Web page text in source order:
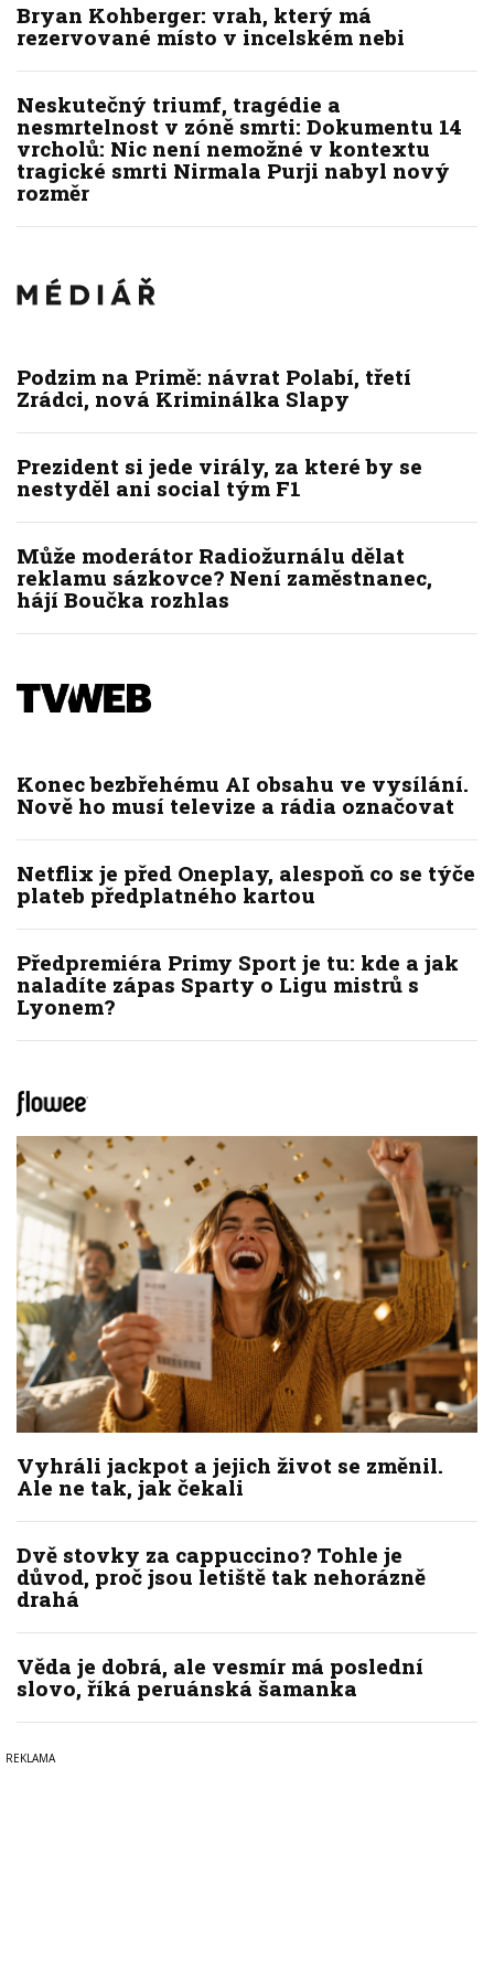
Bryan Kohberger: vrah, který má
rezervované místo v incelském nebi
Neskutečný triumf, tragédie a
nesmrtelnost v zóně smrti: Dokumentu 14
vrcholů: Nic není nemožné v kontextu
tragické smrti Nirmala Purji nabyl nový
rozměr
Podzim na Primě: návrat Polabí, třetí
Zrádci, nová Kriminálka Slapy
Prezident si jede virály, za které by se
nestyděl ani social tým F1
Může moderátor Radiožurnálu dělat
reklamu sázkovce? Není zaměstnanec,
hájí Boučka rozhlas
Konec bezbřehému AI obsahu ve vysílání.
Nově ho musí televize a rádia označovat
Netflix je před Oneplay, alespoň co se týče
plateb předplatného kartou
Předpremiéra Primy Sport je tu: kde a jak
naladíte zápas Sparty o Ligu mistrů s
Lyonem?
Vyhráli jackpot a jejich život se změnil.
Ale ne tak, jak čekali
Dvě stovky za cappuccino? Tohle je
důvod, proč jsou letiště tak nehorázně
drahá
Věda je dobrá, ale vesmír má poslední
slovo, říká peruánská šamanka